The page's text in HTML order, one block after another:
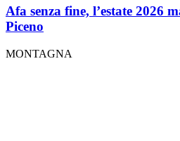
Afa senza fine, l’estate 2026
Piceno
MONTAGNA